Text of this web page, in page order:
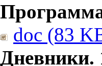
doc (83
Дневники.